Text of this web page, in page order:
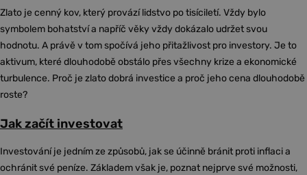
Zlato je cenný kov, který provází lidstvo po tisíciletí. Vždy bylo
symbolem bohatství a napříč věky vždy dokázalo udržet svou
hodnotu. A právě v tom spočívá jeho přitažlivost pro investory. Je to
aktivum, které dlouhodobě obstálo přes všechny krize a ekonomické
turbulence. Proč je zlato dobrá investice a proč jeho cena dlouhodobě
roste?
Jak začít investovat
Investování je jedním ze způsobů, jak se účinně bránit proti inflaci a
ochránit své peníze. Základem však je, poznat nejprve své možnosti,